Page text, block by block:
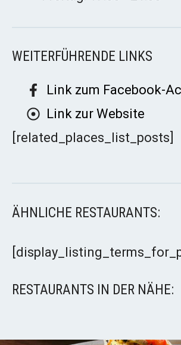
WEITERFÜHRENDE LINKS
Link zum Facebook-
Link zur Website
[related_places_list_posts]
ÄHNLICHE RESTAURANTS:
RESTAURANTS IN DER NÄHE: